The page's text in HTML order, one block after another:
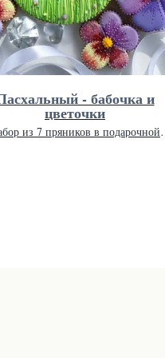
- бабочка и
цветочки
из 7 пряников в подарочной